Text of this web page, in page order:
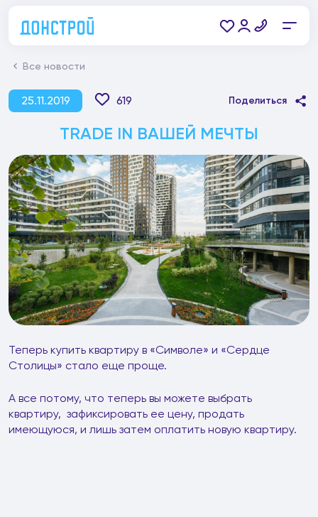
Все новости
25.11.2019 619 Поделиться
TRADE IN ВАШЕЙ МЕЧТЫ
Теперь купить квартиру в «Символе» и «Сердце
Столицы» стало еще проще.
А все потому, что теперь вы можете выбрать
квартиру, зафиксировать ее цену, продать
имеющуюся, и лишь затем оплатить новую квартиру.